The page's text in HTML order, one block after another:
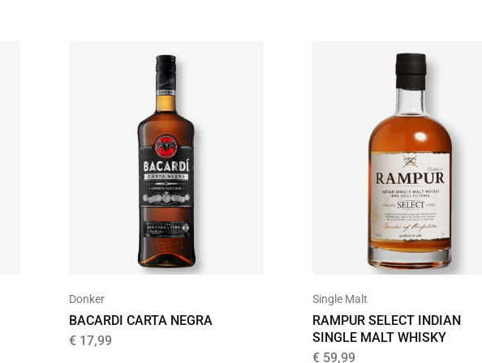
Donker
BACARDI CARTA NEGRA
€ 17,99
Single Malt
RAMPUR SELECT INDIAN
SINGLE MALT WHISKY
€ 59,99